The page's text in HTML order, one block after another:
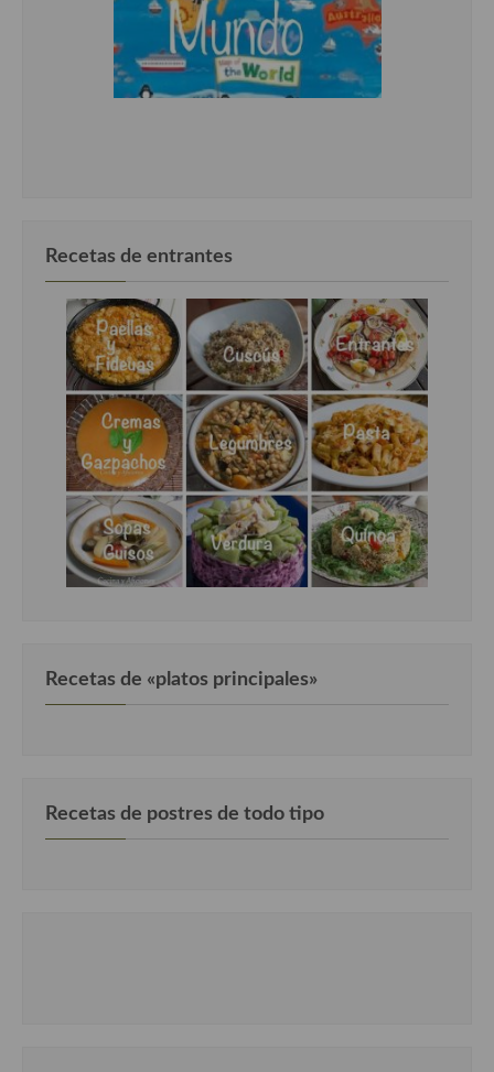
Recetas de entrantes
Recetas de «platos principales»
Recetas de postres de todo tipo